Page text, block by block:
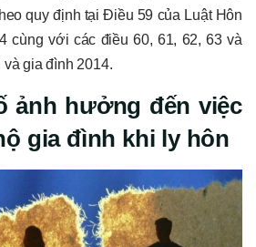
quy định tại Điều 59 của Luật Hôn
cùng với các điều 60, 61, 62, 63 và
gia đình 2014.
ảnh hưởng đến việc
gia đình khi ly hôn